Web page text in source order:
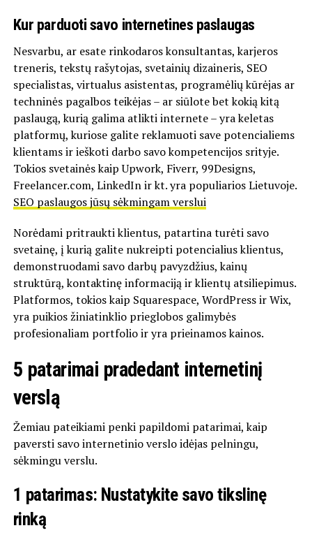
Kur parduoti savo internetines paslaugas
Nesvarbu, ar esate rinkodaros konsultantas, karjeros
treneris, tekstų rašytojas, svetainių dizaineris, SEO
specialistas, virtualus asistentas, programėlių kūrėjas ar
techninės pagalbos teikėjas – ar siūlote bet kokią kitą
paslaugą, kurią galima atlikti internete – yra keletas
platformų, kuriose galite reklamuoti save potencialiems
klientams ir ieškoti darbo savo kompetencijos srityje.
Tokios svetainės kaip Upwork, Fiverr, 99Designs,
Freelancer.com, LinkedIn ir kt. yra populiarios Lietuvoje.
SEO paslaugos jūsų sėkmingam verslui
Norėdami pritraukti klientus, patartina turėti savo
svetainę, į kurią galite nukreipti potencialius klientus,
demonstruodami savo darbų pavyzdžius, kainų
struktūrą, kontaktinę informaciją ir klientų atsiliepimus.
Platformos, tokios kaip Squarespace, WordPress ir Wix,
yra puikios žiniatinklio prieglobos galimybės
profesionaliam portfolio ir yra prieinamos kainos.
5 patarimai pradedant internetinį
verslą
Žemiau pateikiami penki papildomi patarimai, kaip
paversti savo internetinio verslo idėjas pelningu,
sėkmingu verslu.
1 patarimas: Nustatykite savo tikslinę
rinką